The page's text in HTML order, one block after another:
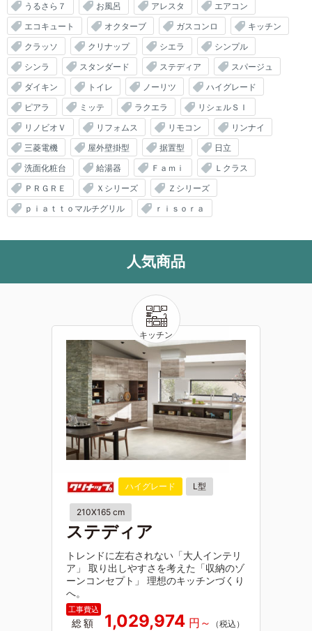
うるさら７
お風呂 アレスタ
エアコン
エコキュート
オクターブ ガスコンロ
キッチン
クラッソ
クリナップ シエラ
シンプル
シンラ
スタンダード ステディア
スパージュ
ダイキン
トイレ ノーリツ
ハイグレード
ピアラ
ミッテ ラクエラ
リシェルＳＩ
リノビオＶ
リフォムス リモコン
リンナイ
三菱電機
屋外壁掛型 据置型
日立
洗面化粧台
給湯器 Ｆａｍｉ
Ｌクラス
ＰＲＧＲＥ
Ｘシリーズ
Ｚシリーズ
ｐｉａｔｔｏマルチグリル
ｒｉｓｏｒａ
人気商品
ハイグレード L型
210X165 cm
ステディア
トレンドに左右されない「大人インテリ
ア」 取り出しやすさを考えた「収納のゾ
ーンコンセプト」 理想のキッチンづくり
へ。
総額 1,029,974